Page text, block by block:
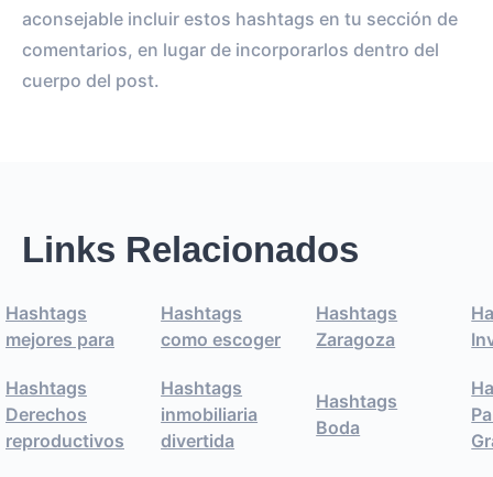
aconsejable incluir estos hashtags en tu sección de
comentarios, en lugar de incorporarlos dentro del
cuerpo del post.
Links Relacionados
Hashtags
mejores para
Hashtags
como escoger
Hashtags
Zaragoza
Hashtags
Derechos
reproductivos
Hashtags
inmobiliaria
divertida
Hashtags
Boda